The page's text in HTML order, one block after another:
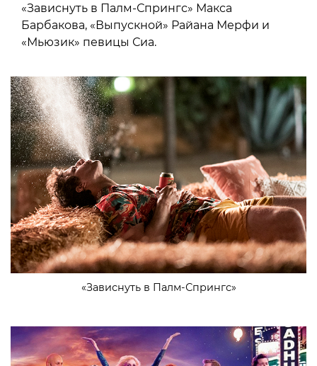
«Зависнуть в Палм-Спрингс» Макса
Барбакова, «Выпускной» Райана Мерфи и
«Мьюзик» певицы Сиа.
«Зависнуть в Палм-Спрингс»